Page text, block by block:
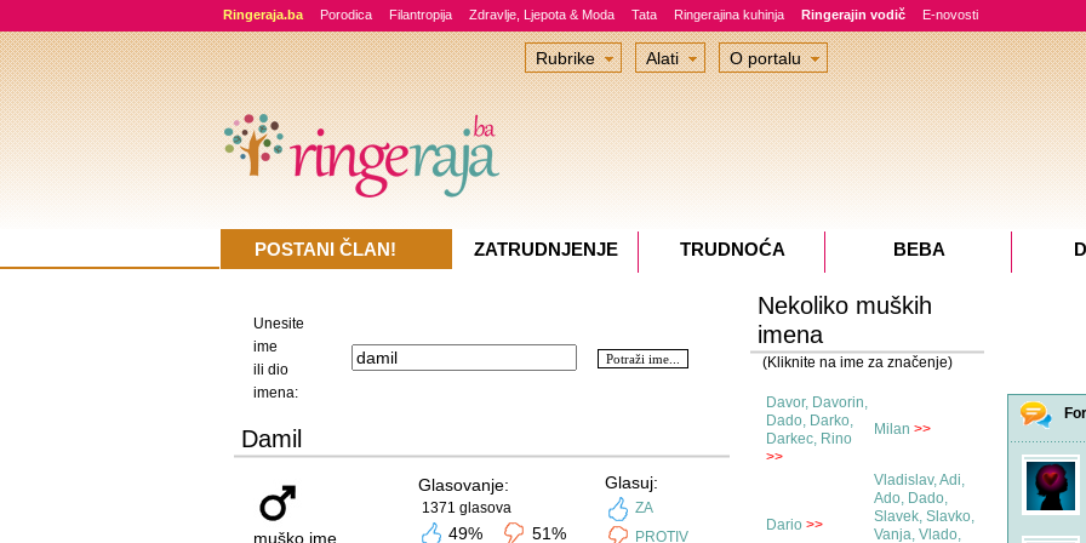
Ringeraja.ba Porodica Filantropija Zdravlje, Ljepota & Moda Tata Ringerajina kuhinja Ringerajin vodič E-novosti
Unesite
ime
ili dio
imena:
Damil
muško ime
Glasovanje:
1371 glasova
49% 51%
Glasuj:
ZA
PROTIV
Nekoliko muških
imena
(Kliknite na ime za značenje)
Davor, Davorin,
Dado, Darko,
Darkec, Rino
>>
Milan >>
Dario >>
Vladislav, Adi,
Ado, Dado,
Slavek, Slavko,
Vanja, Vlado,
Rubrike Alati O portalu
POSTANI ČLAN! ZATRUDNJENJE TRUDNOĆA BEBA